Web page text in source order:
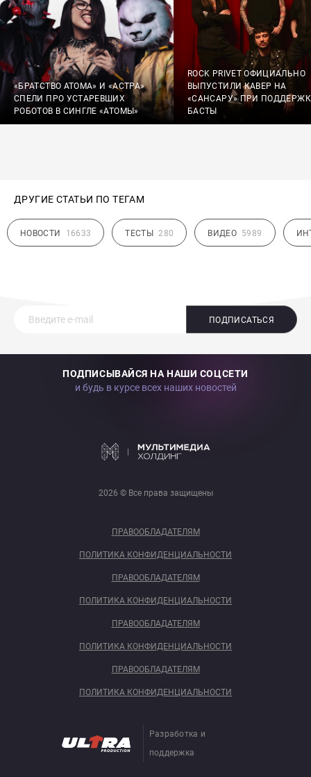
«БРАТСТВО АТОМА» И «АСТРА»
СПЕЛИ ПРО УСТАРЕВШИХ
РОБОТОВ В СИНГЛЕ «АТОМЫ»
ROCK PRIVET ОФИЦИАЛЬНО
ВЫПУСТИЛИ КАВЕР НА
«САНСАРУ» ПРИ
БАСТЫ
ДРУГИЕ СТАТЬИ ПО ТЕГАМ
НОВОСТИ 16633 ТЕСТЫ 280 ВИДЕО 5989
ПОДПИСАТЬСЯ
ПОДПИСЫВАЙСЯ НА НАШИ СОЦСЕТИ
и будь в курсе всех наших новостей
2026 © Все права защищены
ПРАВООБЛАДАТЕЛЯМ
ПОЛИТИКА КОНФИДЕНЦИАЛЬНОСТИ
ПРАВООБЛАДАТЕЛЯМ
ПОЛИТИКА КОНФИДЕНЦИАЛЬНОСТИ
ПРАВООБЛАДАТЕЛЯМ
ПОЛИТИКА КОНФИДЕНЦИАЛЬНОСТИ
ПРАВООБЛАДАТЕЛЯМ
ПОЛИТИКА КОНФИДЕНЦИАЛЬНОСТИ
Разработка и
поддержка